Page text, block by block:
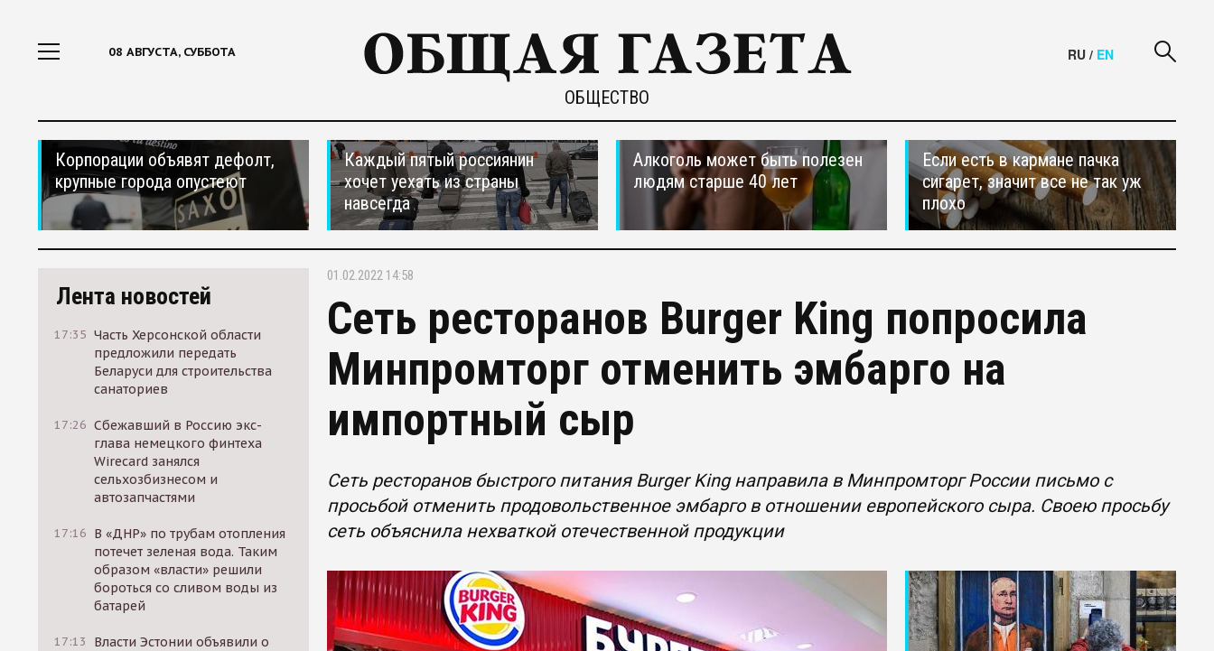
08 АВГУСТА, СУББОТА
ОБЩЕСТВО
RU / EN
Корпорации объявят дефолт,
крупные города опустеют
Каждый пятый россиянин
хочет уехать из страны
навсегда
Алкоголь может быть полезен
людям старше 40 лет
Если есть в кармане пачка
сигарет, значит все не так уж
плохо
Лента новостей
17:35 Часть Херсонской области
предложили передать
Беларуси для строительства
санаториев
17:26 Сбежавший в Россию экс-
глава немецкого финтеха
Wirecard занялся
сельхозбизнесом и
автозапчастями
17:16 В «ДНР» по трубам отопления
потечет зеленая вода. Таким
образом «власти» решили
бороться со сливом воды из
батарей
17:13
Власти Эстонии объявили о
01.02.2022 14:58
Сеть ресторанов Burger King попросила
Минпромторг отменить эмбарго на
импортный сыр
Сеть ресторанов быстрого питания Burger King направила в Минпромторг России письмо с
просьбой отменить продовольственное эмбарго в отношении европейского сыра. Своею просьбу
сеть объяснила нехваткой отечественной продукции